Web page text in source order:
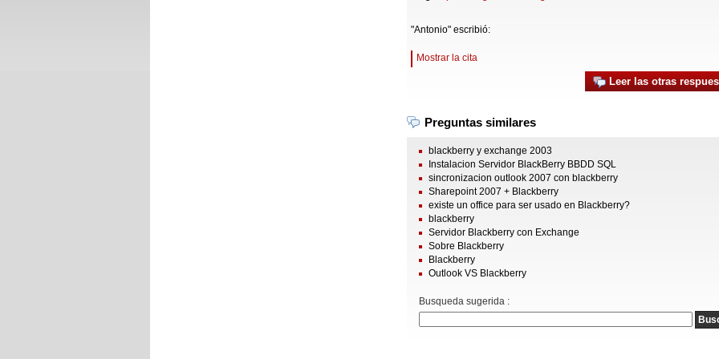
"Antonio" escribió:
Mostrar la cita
Leer las otras
Preguntas similares
blackberry y exchange 2003
Instalacion Servidor BlackBerry BBDD SQL
sincronizacion outlook 2007 con blackberry
Sharepoint 2007 + Blackberry
existe un office para ser usado en Blackberry?
blackberry
Servidor Blackberry con Exchange
Sobre Blackberry
Blackberry
Outlook VS Blackberry
Busqueda sugerida :